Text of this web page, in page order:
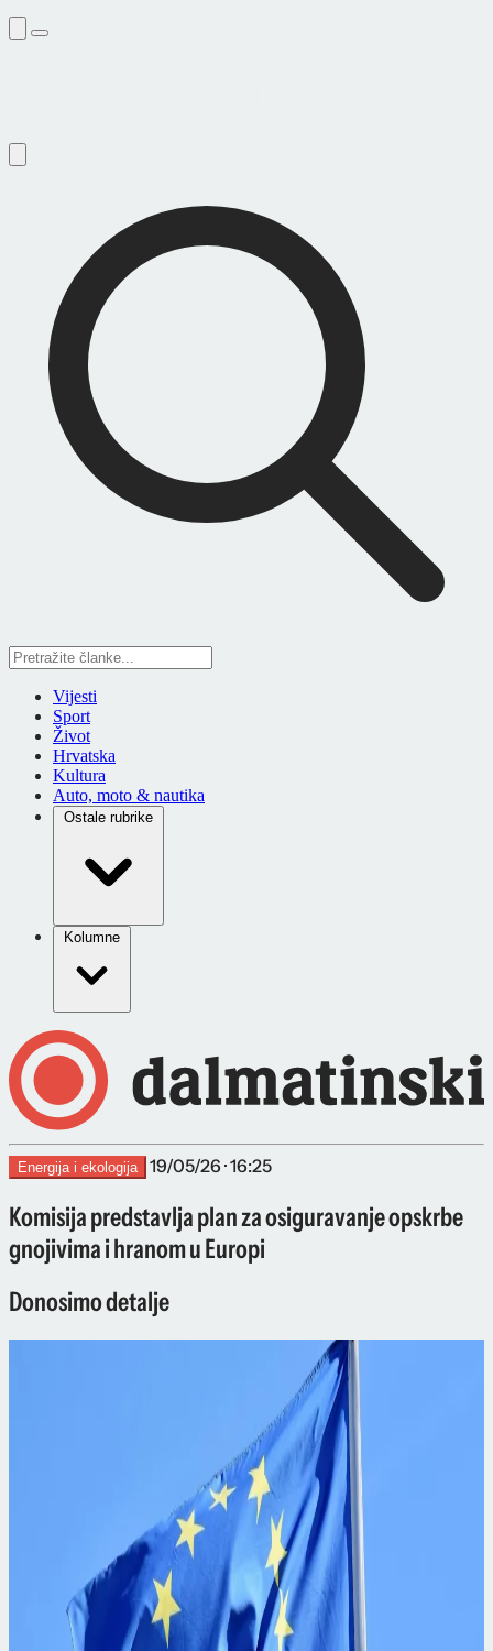
Vijesti
Sport
Život
Hrvatska
Kultura
Auto, moto & nautika
Ostale rubrike
Kolumne
Energija i ekologija 19/05/26 · 16:25
Komisija predstavlja plan za osiguravanje opskrbe
gnojivima i hranom u Europi
Donosimo detalje